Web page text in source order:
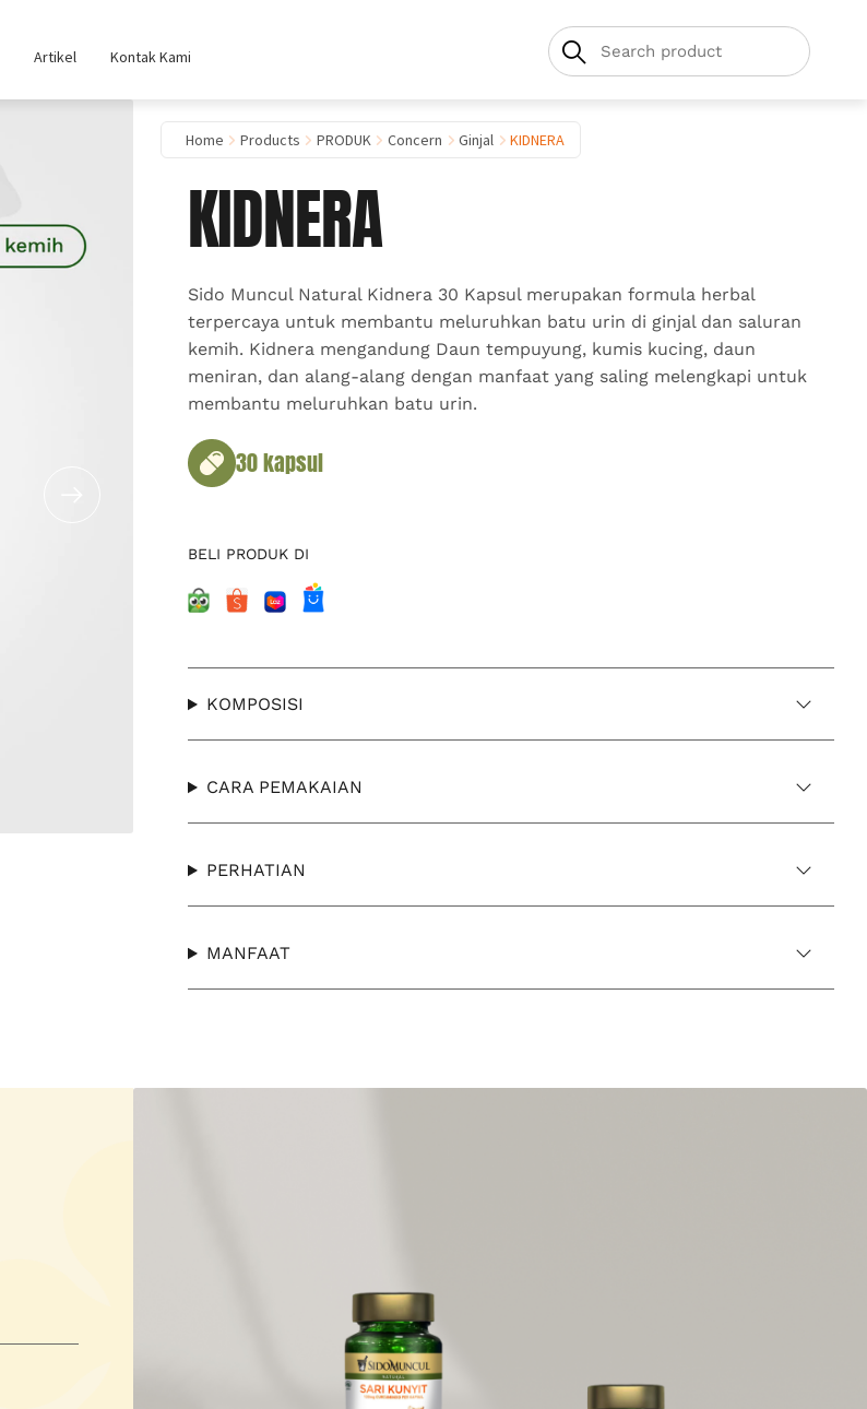
Artikel Kontak Kami
Home Products PRODUK Concern Ginjal KIDNERA
KIDNERA
Sido Muncul Natural Kidnera 30 Kapsul merupakan formula herbal
terpercaya untuk membantu meluruhkan batu urin di ginjal dan saluran
kemih. Kidnera mengandung Daun tempuyung, kumis kucing, daun
meniran, dan alang-alang dengan manfaat yang saling melengkapi untuk
membantu meluruhkan batu urin.
30 kapsul
BELI PRODUK DI
KOMPOSISI
CARA PEMAKAIAN
PERHATIAN
MANFAAT